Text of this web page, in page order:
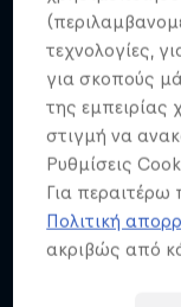
τεχνολογίες,
για σκοπούς
της εμπειρίας
στιγμή να
Ρυθμίσεις
Για περαιτέρω
Πολιτική
ακριβώς από